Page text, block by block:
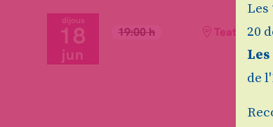
dijous
18
jun
19:00 h Teatre
Les
20
de